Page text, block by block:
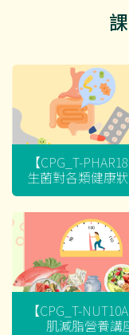
【CPG_T-
生菌對各類健康
迷思
【CPG_T-
肌減脂營養講